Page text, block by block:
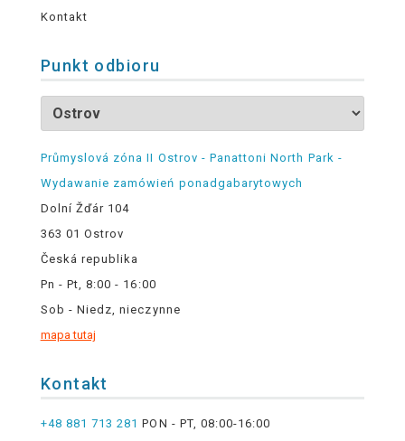
Kontakt
Punkt odbioru
Průmyslová zóna II Ostrov - Panattoni North Park -
Wydawanie zamówień ponadgabarytowych
Dolní Žďár 104
363 01 Ostrov
Česká republika
Pn - Pt, 8:00 - 16:00
Sob - Niedz, nieczynne
mapa tutaj
Kontakt
+48 881 713 281 PON - PT, 08:00-16:00